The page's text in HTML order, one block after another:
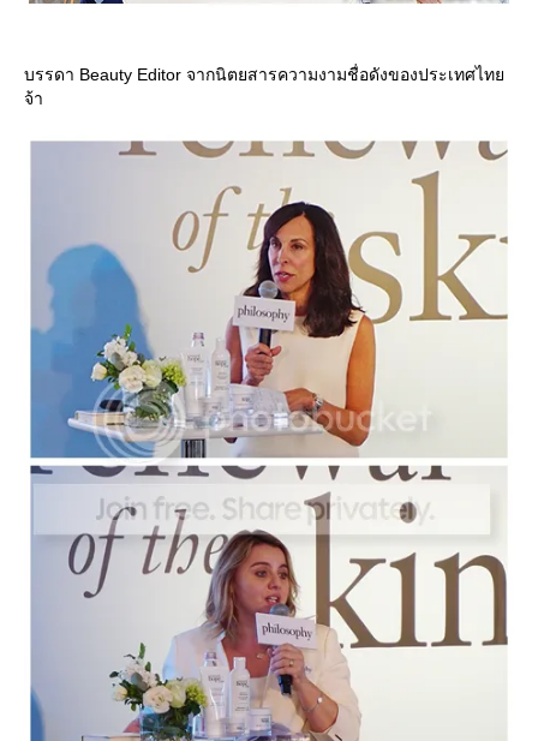
บรรดา Beauty Editor จากนิตยสารความงามชื่อดังของประเทศไท
จ้า